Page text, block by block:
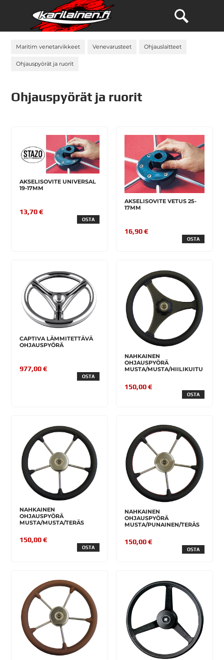
Maritim venetarvikkeet Venevarusteet Ohjauslaitteet
Ohjauspyörät ja ruorit
Ohjauspyörät ja ruorit
AKSELISOVITE UNIVERSAL
19-17MM
13,70 €
OSTA
AKSELISOVITE VETUS 25-
17MM
16,90 €
OSTA
CAPTIVA LÄMMITETTÄVÄ
OHJAUSPYÖRÄ
977,00 €
OSTA
NAHKAINEN
OHJAUSPYÖRÄ
MUSTA/MUSTA/HIILIKUITU
150,00 €
OSTA
NAHKAINEN
OHJAUSPYÖRÄ
MUSTA/MUSTA/TERÄS
150,00 €
OSTA
NAHKAINEN
OHJAUSPYÖRÄ
MUSTA/PUNAINEN/TERÄS
150,00 €
OSTA